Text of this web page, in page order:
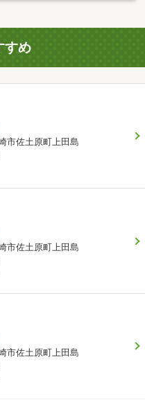
すめ
市佐土原町上田島
市佐土原町上田島
市佐土原町上田島